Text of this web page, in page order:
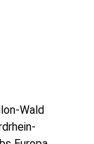
Wald